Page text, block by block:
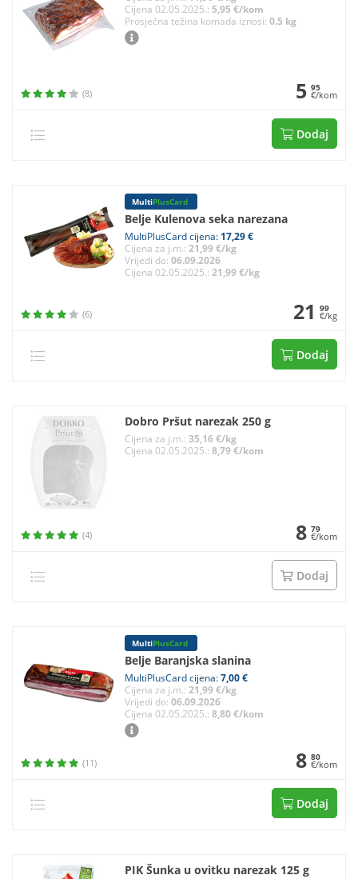
Cijena 02.05.2025.: 5,95 €/kom
Prosječna težina komada iznosi: 0.5 kg
(8) 5 95
€/kom
Dodaj
MultiPlusCard
Belje Kulenova seka narezana
MultiPlusCard cijena: 17,29 €
Cijena za j.m.: 21,99 €/kg
Vrijedi do: 06.09.2026
Cijena 02.05.2025.: 21,99 €/kg
(6) 21 99
€/kg
Dodaj
Dobro Pršut narezak 250 g
Cijena za j.m.: 35,16 €/kg
Cijena 02.05.2025.: 8,79 €/kom
(4) 8 79
€/kom
Dodaj
MultiPlusCard
Belje Baranjska slanina
MultiPlusCard cijena:7,00 €
Cijena za j.m.: 21,99 €/kg
Vrijedi do: 06.09.2026
Cijena 02.05.2025.: 8,80 €/kom
(11) 8 80
€/kom
Dodaj
PIK Šunka u ovitku narezak 125 g